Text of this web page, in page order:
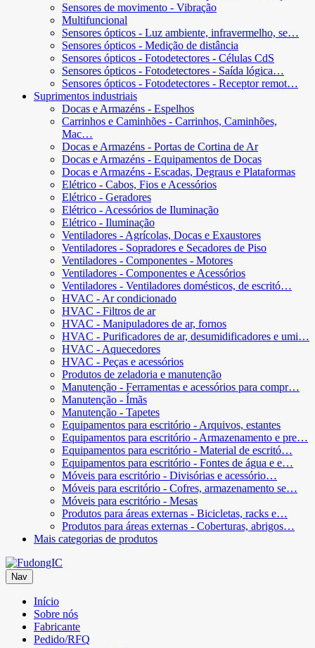
Sensores de movimento - Vibração
Multifuncional
Sensores ópticos - Luz ambiente, infravermelho, se…
Sensores ópticos - Medição de distância
Sensores ópticos - Fotodetectores - Células CdS
Sensores ópticos - Fotodetectores - Saída lógica…
Sensores ópticos - Fotodetectores - Receptor remot…
Suprimentos industriais
Docas e Armazéns - Espelhos
Carrinhos e Caminhões - Carrinhos, Caminhões,
Mac…
Docas e Armazéns - Portas de Cortina de Ar
Docas e Armazéns - Equipamentos de Docas
Docas e Armazéns - Escadas, Degraus e Plataformas
Elétrico - Cabos, Fios e Acessórios
Elétrico - Geradores
Elétrico - Acessórios de Iluminação
Elétrico - Iluminação
Ventiladores - Agrícolas, Docas e Exaustores
Ventiladores - Sopradores e Secadores de Piso
Ventiladores - Componentes - Motores
Ventiladores - Componentes e Acessórios
Ventiladores - Ventiladores domésticos, de escritó…
HVAC - Ar condicionado
HVAC - Filtros de ar
HVAC - Manipuladores de ar, fornos
HVAC - Purificadores de ar, desumidificadores e umi…
HVAC - Aquecedores
HVAC - Peças e acessórios
Produtos de zeladoria e manutenção
Manutenção - Ferramentas e acessórios para compr…
Manutenção - Ímãs
Manutenção - Tapetes
Equipamentos para escritório - Arquivos, estantes
Equipamentos para escritório - Armazenamento e pre…
Equipamentos para escritório - Material de escritó…
Equipamentos para escritório - Fontes de água e e…
Móveis para escritório - Divisórias e acessório…
Móveis para escritório - Cofres, armazenamento se…
Móveis para escritório - Mesas
Produtos para áreas externas - Bicicletas, racks e…
Produtos para áreas externas - Coberturas, abrigos…
Mais categorias de produtos
Nav
Início
Sobre nós
Fabricante
Pedido/RFQ